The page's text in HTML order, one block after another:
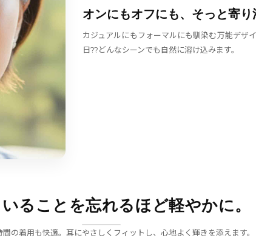
オンにもオフにも、そっと寄り
カジュアルにもフォーマルにも馴染む万能デザ
日??どんなシーンでも自然に溶け込みます。
ることを忘れるほど軽やかに。
の着用も快適。耳にやさしくフィットし、心地よく輝きを添えます。